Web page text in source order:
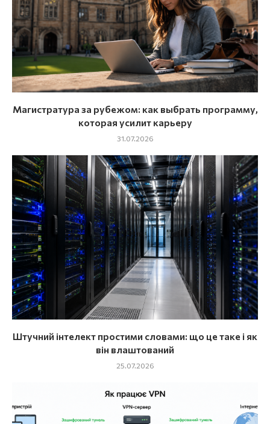
Магистратура за рубежом: как выбрать программу,
которая усилит карьеру
31.07.2026
Штучний інтелект простими словами: що це таке і як
він влаштований
25.07.2026